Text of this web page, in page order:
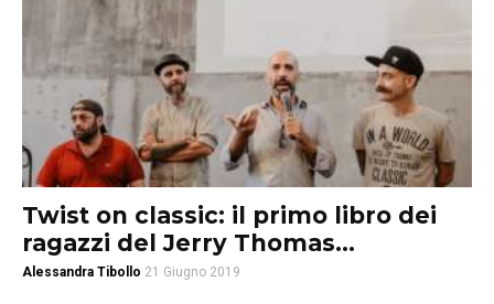
Twist on classic: il primo libro dei
ragazzi del Jerry Thomas...
Alessandra Tibollo 21 Giugno 2019